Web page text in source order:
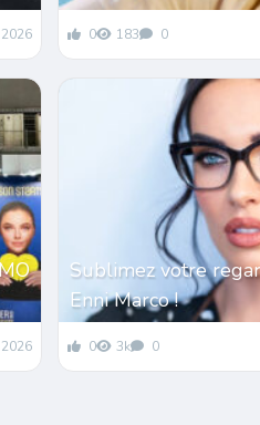
0 183 0
Sublimez votre
Enni Marco !
0 3k 0